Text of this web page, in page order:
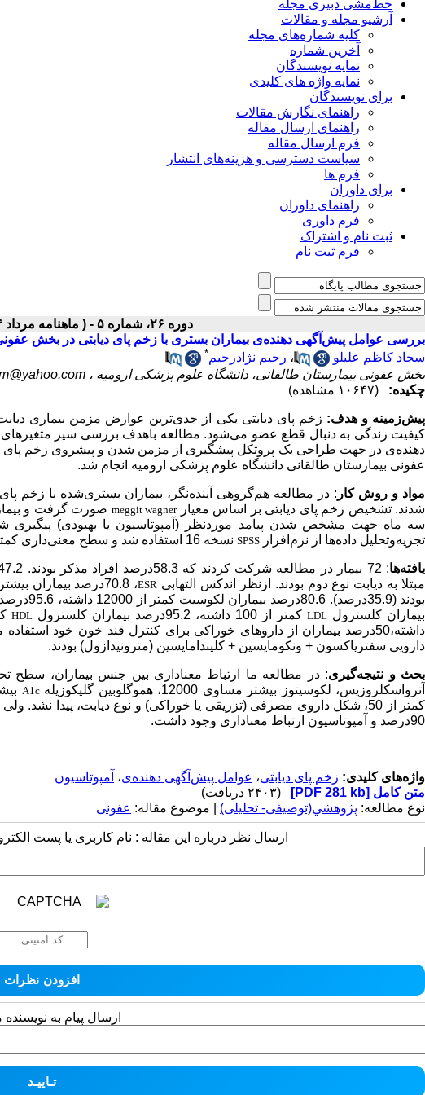
خط‌مشی دبیری مجله
آرشیو مجله و مقالات
کلیه شماره‌های مجله
آخرین شماره
نمایه نویسندگان
نمایه واژه های کلیدی
برای نویسندگان
راهنمای نگارش مقالات
راهنمای ارسال مقاله
فرم ارسال مقاله
سیاست دسترسی و هزینه‌های انتشار
فرم ها
برای داوران
راهنمای داوران
فرم داوری
ثبت نام و اشتراک
فرم ثبت نام
دوره ۲۶، شماره ۵ - ( ماهنامه مرداد ۱۳۹۴ )
بررسی عوامل پیش‌آگهی دهنده‌ی بیماران بستری با زخم پای دیابتی در بخش
سجاد کاظم علیلو
، رحیم نژادرحیم*
بخش عفونی بیمارستان طالقانی، دانشگاه علوم پزشکی ارومیه ،
چکیده:
(۱۰۶۴۷ مشاهده)
پیش‌زمینه و هدف: زخم پای دیابتی یکی از جدی‌ترین عوارض مزمن بیماری
کیفیت زندگی به دنبال قطع عضو می‌شود. مطالعه باهدف بررسی سیر متغیرهای
دهنده‌ی در جهت طراحی یک پروتکل پیشگیری از مزمن شدن و پیشروی زخم پای
عفونی بیمارستان طالقانی دانشگاه علوم پزشکی ارومیه انجام شد.
مواد و روش کار
شدند. تشخیص زخم پای دیابتی بر اساس معیارmeggit wagner
سه ماه جهت مشخص شدن پیامد موردنظر (آمپوتاسیون یا بهبودی)
تجزیه‌وتحلیل داده‌ها از نرم‌افزار SPSS نسخه 16 استفاده شد و سطح معنی‌داری کمتر از 05/0 ملاک قضاوت آماری قرار گرفت.
یافته‌ها
مبتلا به دیابت نوع دوم بودند. ازنظر اندکس التهابی ESR، 70.8درصد بیماران بیشتر مساوی 50 بودند و ازنظر اندکس التهابی
بیماران کلسترول LDLکمتر از 100 داشته، 95.2درصد بیماران کلسترول HDL
دارویی سفتریاکسون + ونکومایسین + کلیندامایسین (مترونیدازول) بودند.
بحث و نتیجه‌گیری: در مطالعه ما ارتباط معناداری بین جنس بیماران، سطح
آترواسکلروزیس، لکوسیتوز بیشتر مساوی 12000، هموگلوبین گلیکوزیله
A1c
کمتر از 50، شکل داروی مصرفی (تزریقی یا خوراکی) و نوع دیابت، پیدا نشد. ولی بین اندکس التهابی
90درصد و آمپوتاسیون ارتباط معناداری وجود داشت.
واژه‌های کلیدی: زخم پای دیابتی، عوامل پیش‌آگهی دهنده‌ی، آمپوتاسیون
متن کامل [PDF 281 kb]
(۲۴۰۳ دریافت)
نوع مطالعه: پژوهشي(توصیفی- تحلیلی) | موضوع مقاله: عفونی
ارسال نظر درباره این مقاله : نام کاربری یا پست
ارسال پیام به